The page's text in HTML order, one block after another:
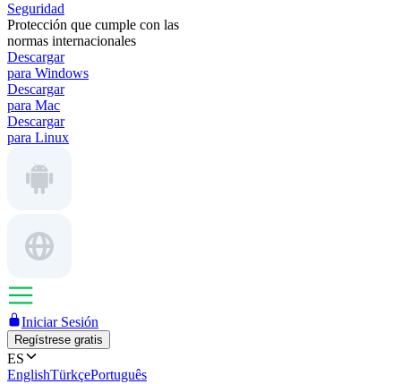
Seguridad
Protección que cumple con las
normas internacionales
Descargar
para Windows
Descargar
para Mac
Descargar
para Linux
Iniciar Sesión
Regístrese gratis
ES
EnglishTürkçePortuguês